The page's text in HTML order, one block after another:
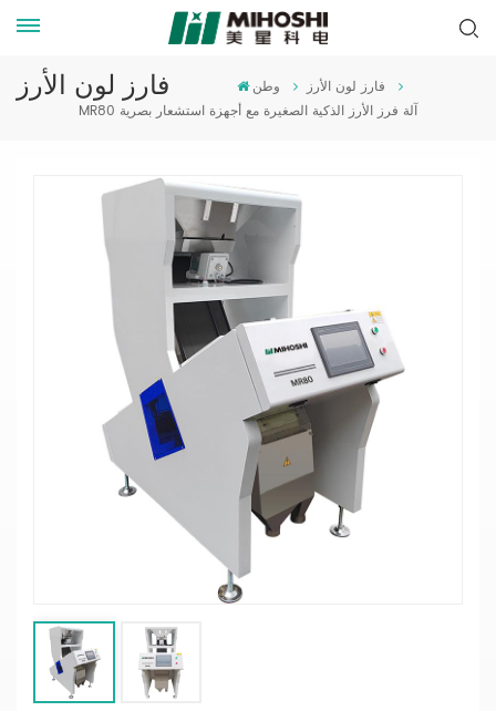
فارز لون الأرز وطن
فارز لون الأرز
MR80 آلة فرز الأرز الذكية الصغيرة مع أجهزة استشعار بصرية